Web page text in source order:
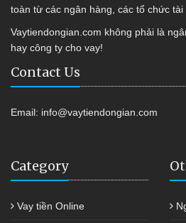
toàn từ các ngân hàng, các tổ chức tài
Vaytiendongian.com không phải là
hay công ty cho vay!
Contact Us
Email: info@vaytiendongian.com
Category
Vay tiền Online